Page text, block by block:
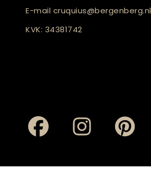
E-mail cruquius@bergenberg.nl
KVK: 34381742